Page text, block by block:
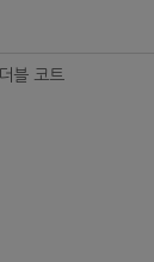
블 코트